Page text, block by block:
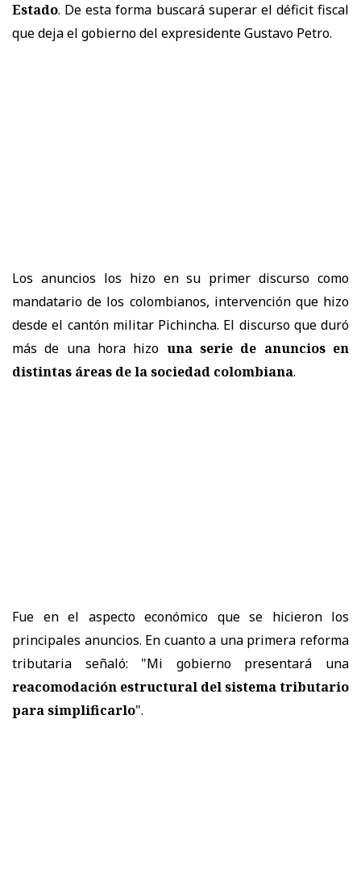
Estado. De esta forma buscará superar el déficit fiscal
que deja el gobierno del expresidente Gustavo Petro.
Los anuncios los hizo en su primer discurso como
mandatario de los colombianos, intervención que hizo
desde el cantón militar Pichincha. El discurso que duró
más de una hora hizo una serie de anuncios en
distintas áreas de la sociedad colombiana.
Fue en el aspecto económico que se hicieron los
principales anuncios. En cuanto a una primera reforma
tributaria señaló: "Mi gobierno presentará una
reacomodación estructural del sistema tributario
para simplificarlo".